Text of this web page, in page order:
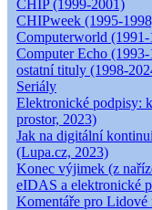
CHIP (1999-2001)
CHIPweek (1995-
Computerworld
Computer Echo
ostatní tituly (1998-
Seriály
Elektronické podpisy:
prostor, 2023)
Jak na digitální
(Lupa.cz, 2023)
Konec výjimek (z
eIDAS a elektronické
Komentáře pro